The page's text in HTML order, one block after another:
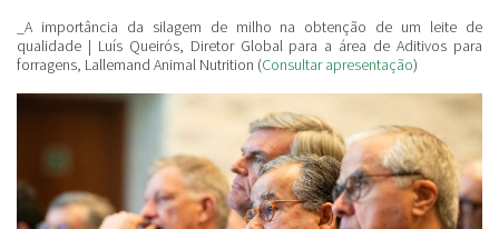
_A importância da silagem de milho na obtenção de um leite de
qualidade | Luís Queirós, Diretor Global para a área de Aditivos para
forragens, Lallemand Animal Nutrition (Consultar apresentação)